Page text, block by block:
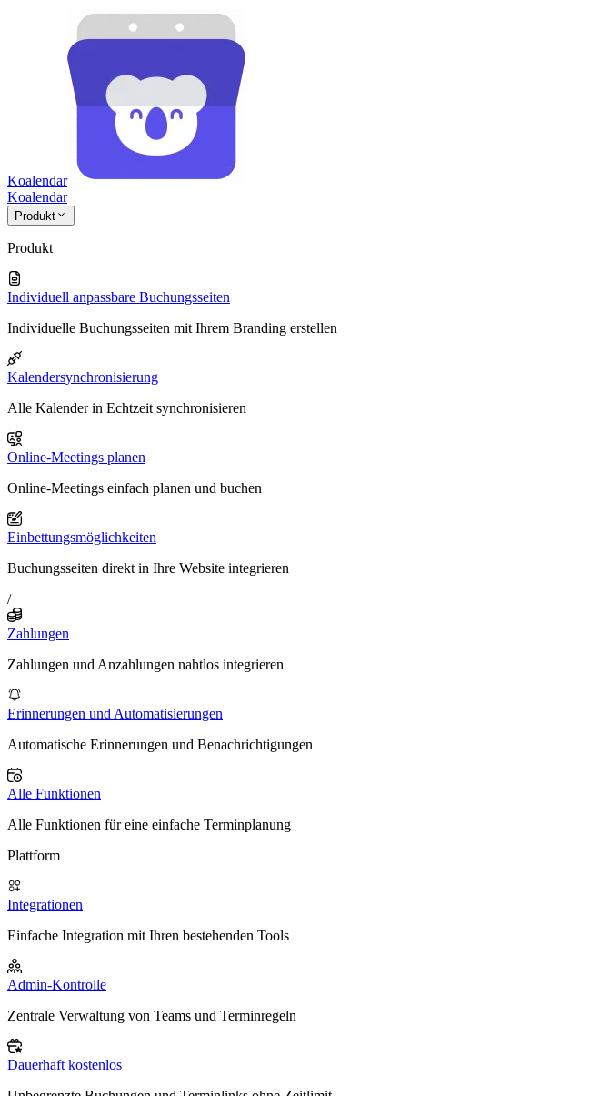
Koalendar
Koalendar
Produkt
Produkt
Individuell anpassbare Buchungsseiten
Individuelle Buchungsseiten mit Ihrem Branding erstellen
Kalendersynchronisierung
Alle Kalender in Echtzeit synchronisieren
Online-Meetings planen
Online-Meetings einfach planen und buchen
Einbettungsmöglichkeiten
Buchungsseiten direkt in Ihre Website integrieren
/
Zahlungen
Zahlungen und Anzahlungen nahtlos integrieren
Erinnerungen und Automatisierungen
Automatische Erinnerungen und Benachrichtigungen
Alle Funktionen
Alle Funktionen für eine einfache Terminplanung
Plattform
Integrationen
Einfache Integration mit Ihren bestehenden Tools
Admin-Kontrolle
Zentrale Verwaltung von Teams und Terminregeln
Dauerhaft kostenlos